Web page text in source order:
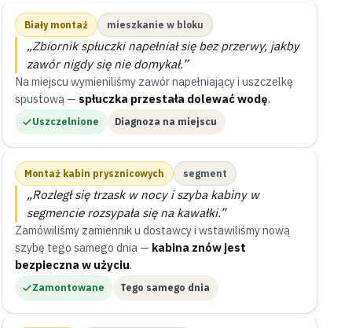
Biały montaż mieszkanie w bloku
„Zbiornik spłuczki napełniał się bez przerwy, jakby
zawór nigdy się nie domykał.”
Na miejscu wymieniliśmy zawór napełniający i uszczelkę
spustową — spłuczka przestała dolewać wodę.
Uszczelnione Diagnoza na miejscu
Montaż kabin prysznicowych segment
„Rozległ się trzask w nocy i szyba kabiny w
segmencie rozsypała się na kawałki.”
Zamówiliśmy zamiennik u dostawcy i wstawiliśmy nową
szybę tego samego dnia — kabina znów jest
bezpieczna w użyciu.
Zamontowane Tego samego dnia